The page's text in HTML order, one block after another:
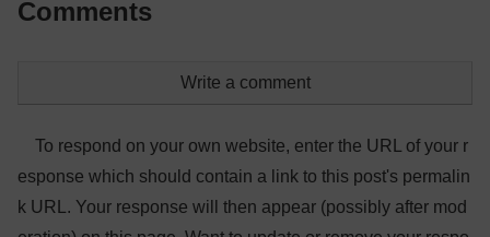
Comments
Write a comment
To respond on your own website, enter the URL of your r
esponse which should contain a link to this post's permalin
k URL. Your response will then appear (possibly after mod